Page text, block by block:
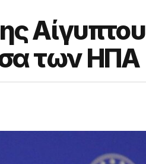
Αίγυπτου
των ΗΠΑ